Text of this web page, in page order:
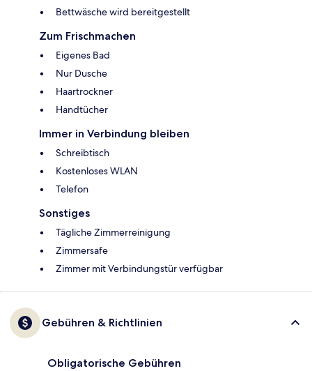
Bettwäsche wird bereitgestellt
Zum Frischmachen
Eigenes Bad
Nur Dusche
Haartrockner
Handtücher
Immer in Verbindung bleiben
Schreibtisch
Kostenloses WLAN
Telefon
Sonstiges
Tägliche Zimmerreinigung
Zimmersafe
Zimmer mit Verbindungstür verfügbar
Gebühren & Richtlinien
Obligatorische Gebühren